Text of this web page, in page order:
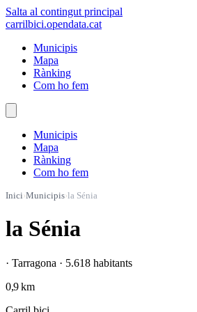
Salta al contingut principal
carrilbici.opendata.cat
Municipis
Mapa
Rànking
Com ho fem
Municipis
Mapa
Rànking
Com ho fem
Inici›Municipis›la Sénia
la Sénia
· Tarragona · 5.618 habitants
0,9 km